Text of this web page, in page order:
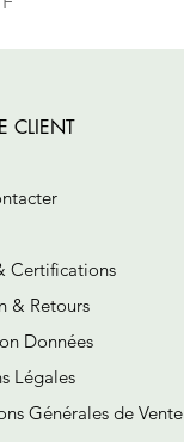
CLIENT
Certifications
& Retours
Données
Légales
Générales de Vente